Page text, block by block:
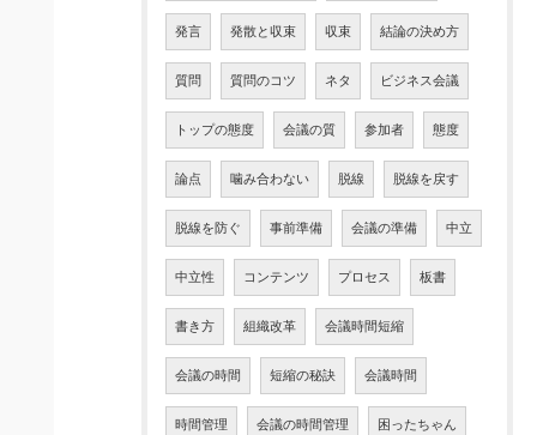
発言 発散と収束 収束 結論の決め方
質問 質問のコツ ネタ ビジネス会議
トップの態度 会議の質 参加者 態度
論点 噛み合わない 脱線 脱線を戻す
脱線を防ぐ 事前準備 会議の準備 中立
中立性 コンテンツ プロセス 板書
書き方 組織改革 会議時間短縮
会議の時間 短縮の秘訣 会議時間
時間管理 会議の時間管理 困ったちゃん